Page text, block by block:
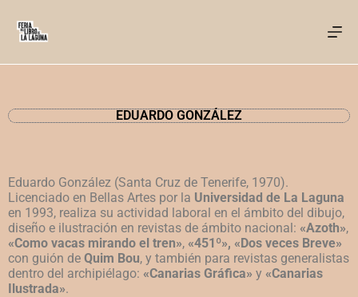
EDUARDO GONZÁLEZ
Eduardo González (Santa Cruz de Tenerife, 1970).
Licenciado en Bellas Artes por la Universidad de La Laguna
en 1993, realiza su actividad laboral en el ámbito del dibujo,
diseño e ilustración en revistas de ámbito nacional: «Azoth»,
«Como vacas mirando el tren», «451º», «Dos veces Breve»
con guión de Quim Bou, y también para revistas generalistas
dentro del archipiélago: «Canarias Gráfica» y «Canarias
Ilustrada».